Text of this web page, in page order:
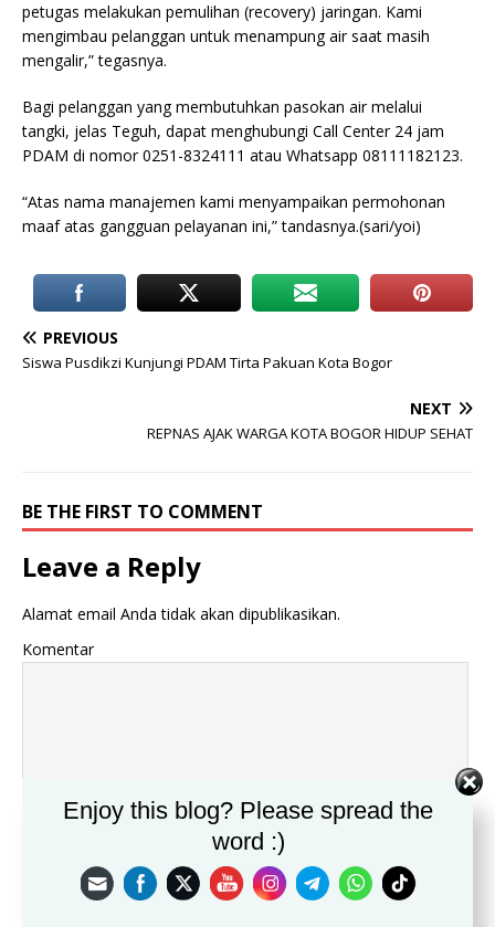
petugas melakukan pemulihan (recovery) jaringan. Kami
mengimbau pelanggan untuk menampung air saat masih
mengalir,” tegasnya.
Bagi pelanggan yang membutuhkan pasokan air melalui
tangki, jelas Teguh, dapat menghubungi Call Center 24 jam
PDAM di nomor 0251-8324111 atau Whatsapp 08111182123.
“Atas nama manajemen kami menyampaikan permohonan
maaf atas gangguan pelayanan ini,” tandasnya.(sari/yoi)
PREVIOUS
Siswa Pusdikzi Kunjungi PDAM Tirta Pakuan Kota Bogor
NEXT
REPNAS AJAK WARGA KOTA BOGOR HIDUP SEHAT
BE THE FIRST TO COMMENT
Leave a Reply
Alamat email Anda tidak akan dipublikasikan.
Komentar
Nama*
Enjoy this blog? Please spread the
word :)